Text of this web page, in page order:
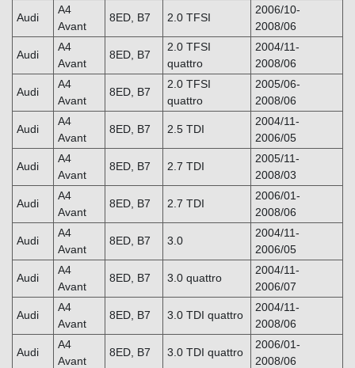
Audi
A4
Avant
8ED, B7 2.0 TFSI
2006/10-
2008/06
Audi
A4
Avant
8ED, B7
2.0 TFSI
quattro
2004/11-
2008/06
Audi
A4
Avant
8ED, B7
2.0 TFSI
quattro
2005/06-
2008/06
Audi
A4
Avant
8ED, B7 2.5 TDI
2004/11-
2006/05
Audi
A4
Avant
8ED, B7 2.7 TDI
2005/11-
2008/03
Audi
A4
Avant
8ED, B7 2.7 TDI
2006/01-
2008/06
Audi
A4
Avant
8ED, B7 3.0
2004/11-
2006/05
Audi
A4
Avant
8ED, B7 3.0 quattro
2004/11-
2006/07
Audi
A4
Avant
8ED, B7 3.0 TDI quattro
2004/11-
2008/06
Audi
A4
Avant
8ED, B7 3.0 TDI quattro
2006/01-
2008/06